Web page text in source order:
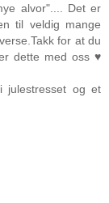
alvor".... Det er
til veldig mange
for at du
dette med oss ♥
julestresset og et